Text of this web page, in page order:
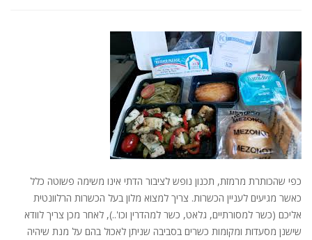
כפי שהכותרת מרמזת, תכנון נופש לציבור הדתי אינו משימה פשוטה כלל
כאשר מגיעים לעניין הכשרות. צריך למצוא מלון בעל הכשרות הרלוונטית
אליכם (כשר למסורתיים, גלאט, כשר למהדרין וכו'..), לאחר מכן צריך לוודא
שישנן מסעדות ומקומות כשרים בסביבה שניתן לאכול בהם על מנת שיהיה